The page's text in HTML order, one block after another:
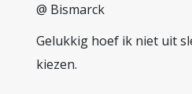
@ Bismarck
Gelukkig hoef ik niet uit
kiezen.